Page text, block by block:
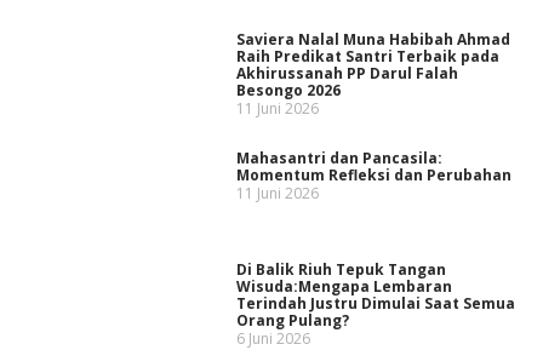
Saviera Nalal Muna Habibah Ahmad
Raih Predikat Santri Terbaik pada
Akhirussanah PP Darul Falah
Besongo 2026
11 Juni 2026
Mahasantri dan Pancasila:
Momentum Refleksi dan Perubahan
11 Juni 2026
Di Balik Riuh Tepuk Tangan
Wisuda:Mengapa Lembaran
Terindah Justru Dimulai Saat Semua
Orang Pulang?
6 Juni 2026